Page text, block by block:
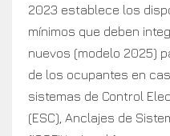
2023 establece los
mínimos que deben
nuevos (modelo 2025)
de los ocupantes en
sistemas de Control
(ESC), Anclajes de